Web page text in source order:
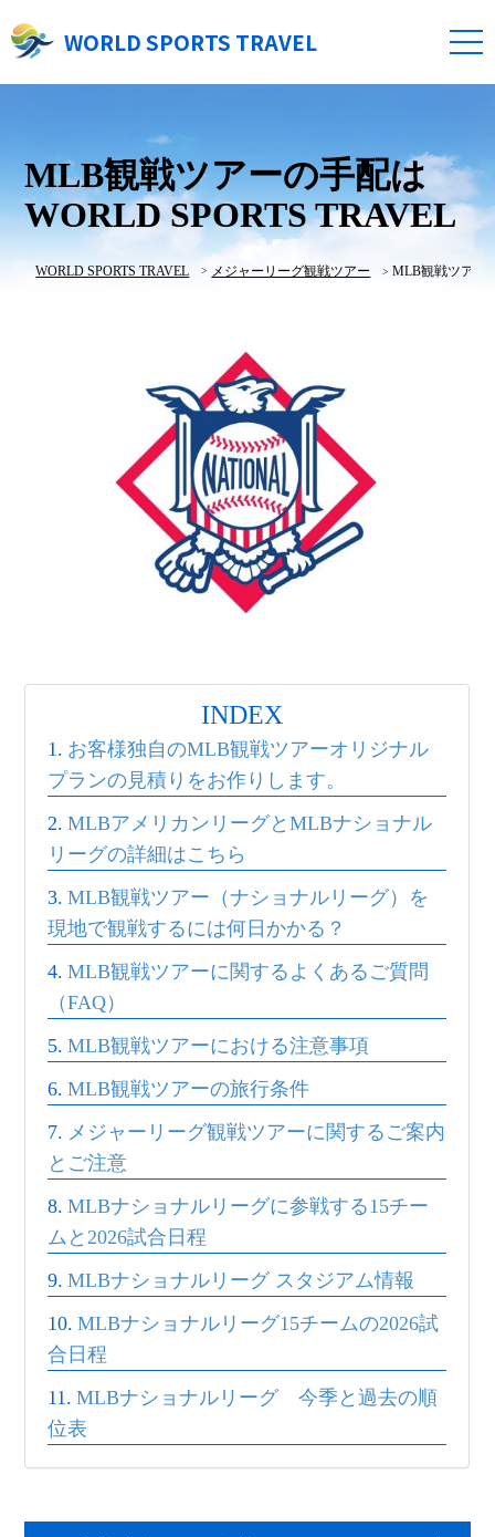
WORLD SPORTS TRAVEL
MLB観戦ツアーの手配は
WORLD SPORTS TRAVEL
WORLD SPORTS TRAVEL メジャーリーグ観戦ツアー MLB観戦ツアー
INDEX
お客様独自のMLB観戦ツアーオリジナル
プランの見積りをお作りします。
MLBアメリカンリーグとMLBナショナル
リーグの詳細はこちら
MLB観戦ツアー（ナショナルリーグ）を
現地で観戦するには何日かかる？
MLB観戦ツアーに関するよくあるご質問
（FAQ）
MLB観戦ツアーにおける注意事項
MLB観戦ツアーの旅行条件
メジャーリーグ観戦ツアーに関するご案内
とご注意
MLBナショナルリーグに参戦する15チー
ムと2026試合日程
MLBナショナルリーグ スタジアム情報
MLBナショナルリーグ15チームの2026試
合日程
MLBナショナルリーグ 今季と過去の順
位表